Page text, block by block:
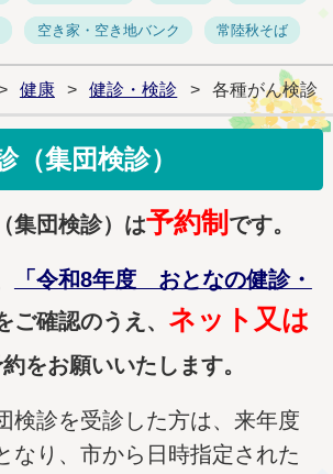
空き家・空き地バンク 常陸秋そば
健康 > 健診・検診 > 各種がん検診
（集団検診）
集団検診）は予約制 です。
「令和8年度 おとなの健診・
ご確認のうえ、 ネット又は
をお願いいたします。
検診を受診した方は、来年度
なり、市から日時指定された